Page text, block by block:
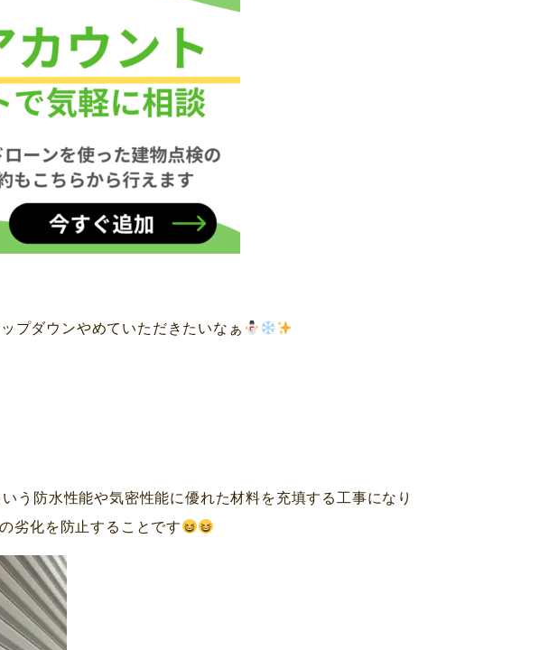
プダウンやめていただきたいなぁ
う防水性能や気密性能に優れた材料を充填する工事になり
劣化を防止することです